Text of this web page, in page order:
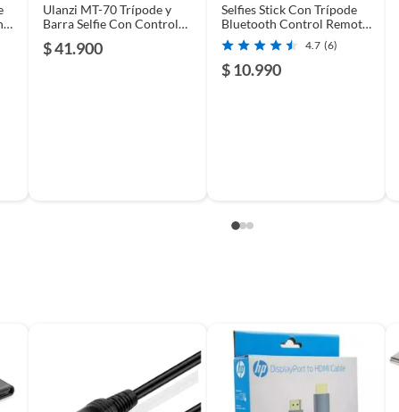
No
Ulanzi MT-70 Trípode y
Barra Selfie Con Control
$ 41.900
Selfies Stick Con Trípode
Bluetooth Control Remoto
Led
4.7 (6)
$ 10.990